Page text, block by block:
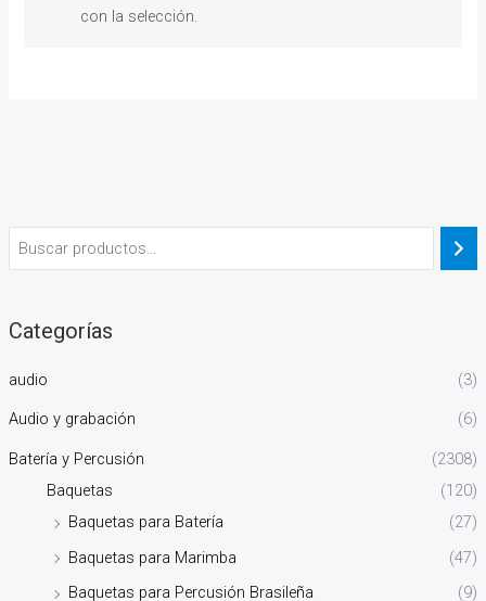
Categorías
audio (3)
Audio y grabación (6)
Batería y Percusión
(2308)
Baquetas
(120)
Baquetas para Batería
(27)
Baquetas para Marimba
(47)
Baquetas para Percusión Brasileña
(9)
con la selección.